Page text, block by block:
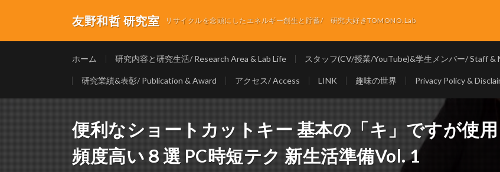
友野和哲 研究室 リサイクルを念頭にしたエネルギー創生と貯蓄/ 研究大好きTOMONO.Lab
ホーム 研究内容と研究生活/ Research Area & Lab Life スタッフ(CV/授業/YouTube)&学生メンバー/ Staff &
研究業績&表彰/ Publication & Award アクセス/ Access LINK 趣味の世界 Privacy Policy &
便利なショートカットキー 基本の「キ」ですが使用
頻度高い８選 PC時短テク 新生活準備Vol. 1